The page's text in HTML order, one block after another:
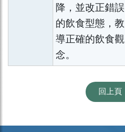
降，並改正錯誤
的飲食型態，教
導正確的飲食觀
念。
回上頁